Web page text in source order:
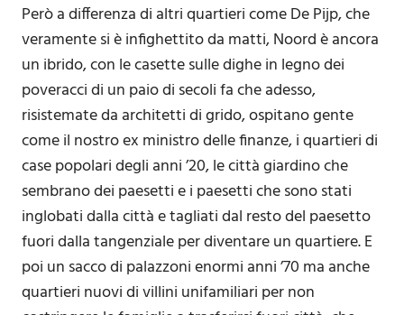
Però a differenza di altri quartieri come De Pijp, che
veramente si è infighettito da matti, Noord è ancora
un ibrido, con le casette sulle dighe in legno dei
poveracci di un paio di secoli fa che adesso,
risistemate da architetti di grido, ospitano gente
come il nostro ex ministro delle finanze, i quartieri di
case popolari degli anni ’20, le città giardino che
sembrano dei paesetti e i paesetti che sono stati
inglobati dalla città e tagliati dal resto del paesetto
fuori dalla tangenziale per diventare un quartiere. E
poi un sacco di palazzoni enormi anni ’70 ma anche
quartieri nuovi di villini unifamiliari per non